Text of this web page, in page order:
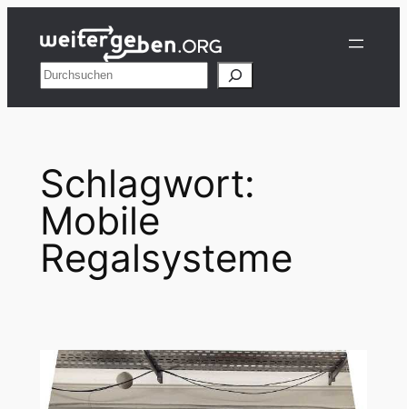
Inhalt
springenSuchen
Schlagwort:
Mobile
Regalsysteme